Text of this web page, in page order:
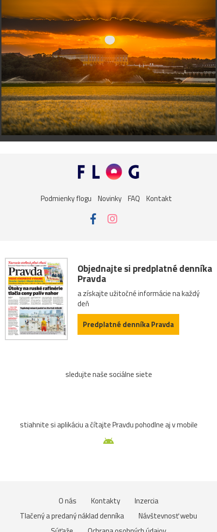
Podmienky flogu Novinky FAQ Kontakt
Objednajte si predplatné denníka
Pravda
a získajte užitočné informácie na každý
deň
Predplatné denníka Pravda
sledujte naše sociálne siete
stiahnite si aplikáciu a čítajte Pravdu pohodlne aj v mobile
O nás Kontakty
Inzercia
Tlačený a predaný náklad denníka
Návštevnosť webu